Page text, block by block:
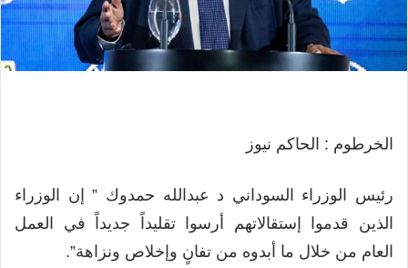
الخرطوم : الحاكم نيوز
رئيس الوزراء السوداني د عبدالله حمدوك ” إن الوزراء
الذين قدموا إستقالاتهم أرسوا تقليداً جديداً في العمل
العام من خلال ما أبدوه من تفانٍ وإخلاص ونزاهة”.